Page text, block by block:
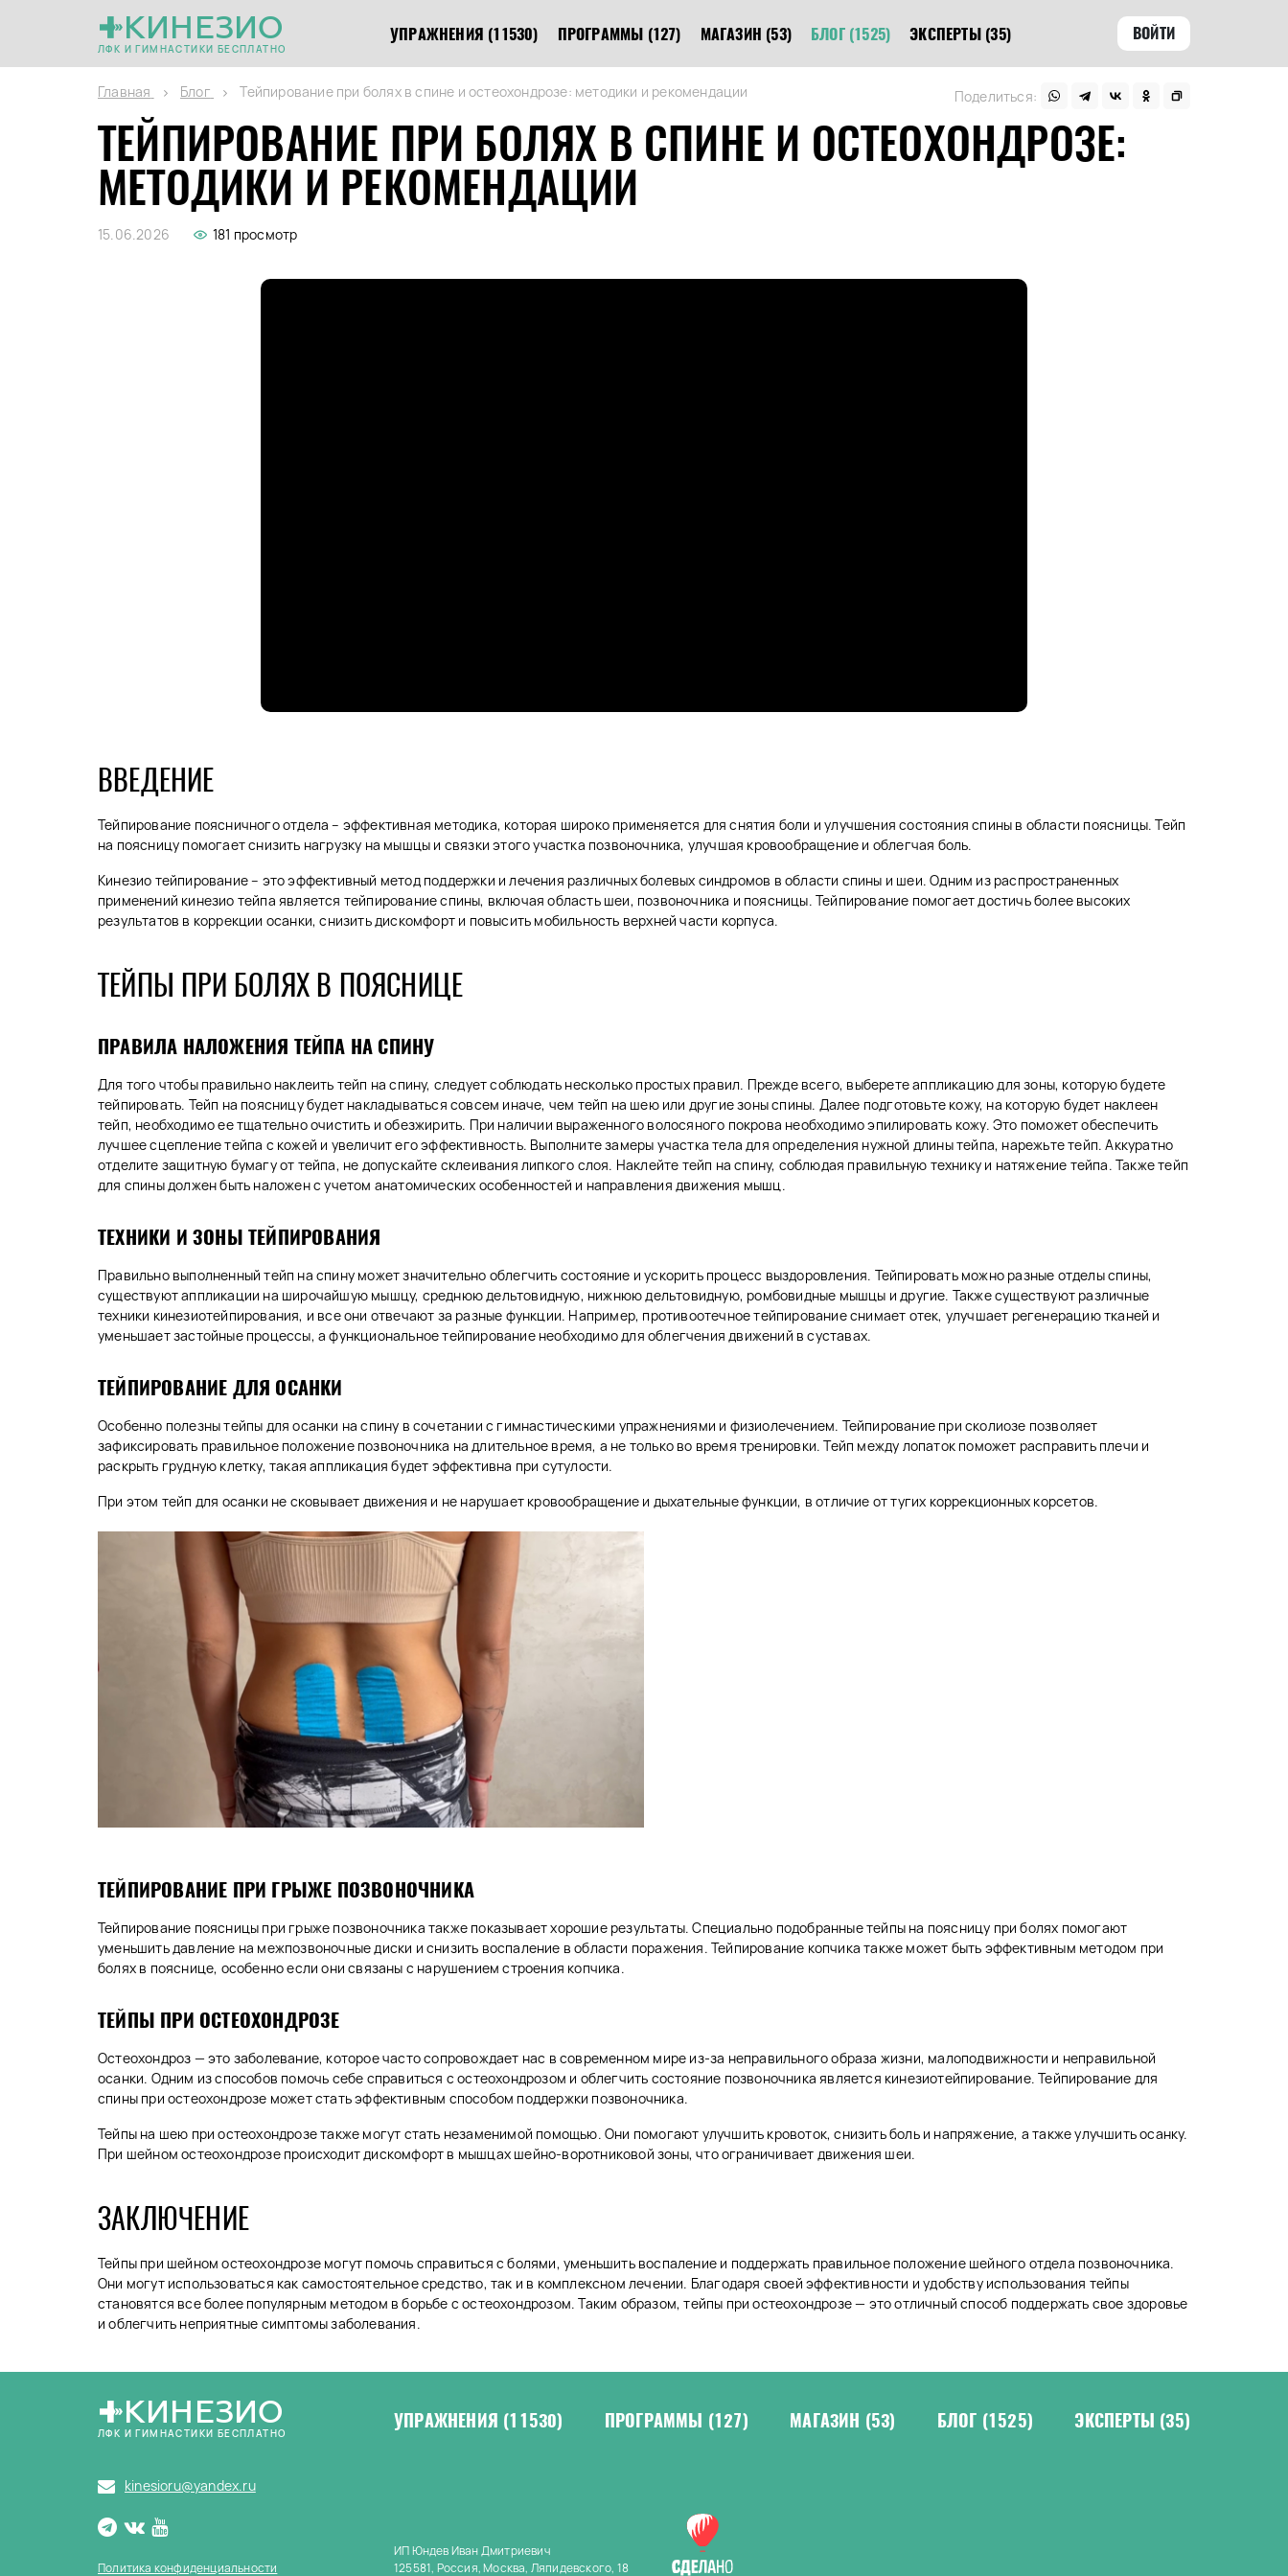
КИНЕЗИО
ЛФК И ГИМНАСТИКИ БЕСПЛАТНО
УПРАЖНЕНИЯ (11530) ПРОГРАММЫ (127) МАГАЗИН (53) БЛОГ (1525) ЭКСПЕРТЫ (35) ВОЙТИ
Главная Блог Тейпирование при болях в спине и остеохондрозе: методики и рекомендации
ТЕЙПИРОВАНИЕ ПРИ БОЛЯХ В СПИНЕ И ОСТЕОХОНДРОЗЕ:
МЕТОДИКИ И РЕКОМЕНДАЦИИ
Поделиться:
15.06.2026 181 просмотр
ВВЕДЕНИЕ
Тейпирование поясничного отдела – эффективная методика, которая широко применяется для снятия боли и улучшения состояния спины в области поясницы. Тейп
на поясницу помогает снизить нагрузку на мышцы и связки этого участка позвоночника, улучшая кровообращение и облегчая боль.
Кинезио тейпирование – это эффективный метод поддержки и лечения различных болевых синдромов в области спины и шеи. Одним из распространенных
применений кинезио тейпа является тейпирование спины, включая область шеи, позвоночника и поясницы. Тейпирование помогает достичь более высоких
результатов в коррекции осанки, снизить дискомфорт и повысить мобильность верхней части корпуса.
ТЕЙПЫ ПРИ БОЛЯХ В ПОЯСНИЦЕ
ПРАВИЛА НАЛОЖЕНИЯ ТЕЙПА НА СПИНУ
Для того чтобы правильно наклеить тейп на спину, следует соблюдать несколько простых правил. Прежде всего, выберете аппликацию для зоны, которую будете
тейпировать. Тейп на поясницу будет накладываться совсем иначе, чем тейп на шею или другие зоны спины. Далее подготовьте кожу, на которую будет наклеен
тейп, необходимо ее тщательно очистить и обезжирить. При наличии выраженного волосяного покрова необходимо эпилировать кожу. Это поможет обеспечить
лучшее сцепление тейпа с кожей и увеличит его эффективность. Выполните замеры участка тела для определения нужной длины тейпа, нарежьте тейп. Аккуратно
отделите защитную бумагу от тейпа, не допускайте склеивания липкого слоя. Наклейте тейп на спину, соблюдая правильную технику и натяжение тейпа. Также тейп
для спины должен быть наложен с учетом анатомических особенностей и направления движения мышц.
ТЕХНИКИ И ЗОНЫ ТЕЙПИРОВАНИЯ
Правильно выполненный тейп на спину может значительно облегчить состояние и ускорить процесс выздоровления. Тейпировать можно разные отделы спины,
существуют аппликации на широчайшую мышцу, среднюю дельтовидную, нижнюю дельтовидную, ромбовидные мышцы и другие. Также существуют различные
техники кинезиотейпирования, и все они отвечают за разные функции. Например, противоотечное тейпирование снимает отек, улучшает регенерацию тканей и
уменьшает застойные процессы, а функциональное тейпирование необходимо для облегчения движений в суставах.
ТЕЙПИРОВАНИЕ ДЛЯ ОСАНКИ
Особенно полезны тейпы для осанки на спину в сочетании с гимнастическими упражнениями и физиолечением. Тейпирование при сколиозе позволяет
зафиксировать правильное положение позвоночника на длительное время, а не только во время тренировки. Тейп между лопаток поможет расправить плечи и
раскрыть грудную клетку, такая аппликация будет эффективна при сутулости.
При этом тейп для осанки не сковывает движения и не нарушает кровообращение и дыхательные функции, в отличие от тугих коррекционных корсетов.
ТЕЙПИРОВАНИЕ ПРИ ГРЫЖЕ ПОЗВОНОЧНИКА
Тейпирование поясницы при грыже позвоночника также показывает хорошие результаты. Специально подобранные тейпы на поясницу при болях помогают
уменьшить давление на межпозвоночные диски и снизить воспаление в области поражения. Тейпирование копчика также может быть эффективным методом при
болях в пояснице, особенно если они связаны с нарушением строения копчика.
ТЕЙПЫ ПРИ ОСТЕОХОНДРОЗЕ
Остеохондроз — это заболевание, которое часто сопровождает нас в современном мире из-за неправильного образа жизни, малоподвижности и неправильной
осанки. Одним из способов помочь себе справиться с остеохондрозом и облегчить состояние позвоночника является кинезиотейпирование. Тейпирование для
спины при остеохондрозе может стать эффективным способом поддержки позвоночника.
Тейпы на шею при остеохондрозе также могут стать незаменимой помощью. Они помогают улучшить кровоток, снизить боль и напряжение, а также улучшить осанку.
При шейном остеохондрозе происходит дискомфорт в мышцах шейно-воротниковой зоны, что ограничивает движения шеи.
ЗАКЛЮЧЕНИЕ
Тейпы при шейном остеохондрозе могут помочь справиться с болями, уменьшить воспаление и поддержать правильное положение шейного отдела позвоночника.
Они могут использоваться как самостоятельное средство, так и в комплексном лечении. Благодаря своей эффективности и удобству использования тейпы
становятся все более популярным методом в борьбе с остеохондрозом. Таким образом, тейпы при остеохондрозе — это отличный способ поддержать свое здоровье
и облегчить неприятные симптомы заболевания.
КИНЕЗИО
ЛФК И ГИМНАСТИКИ БЕСПЛАТНО
kinesioru@yandex.ru
Политика конфиденциальности
УПРАЖНЕНИЯ (11530) ПРОГРАММЫ (127) МАГАЗИН (53) БЛОГ (1525) ЭКСПЕРТЫ (35)
ИП Юндев Иван Дмитриевич
125581, Россия, Москва, Ляпидевского, 18